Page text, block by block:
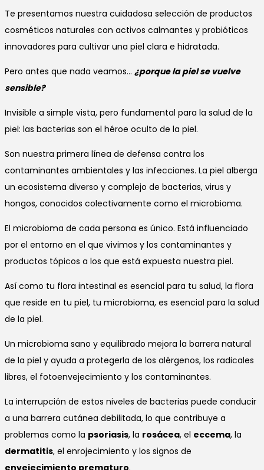
Te presentamos nuestra cuidadosa selección de productos
cosméticos naturales con activos calmantes y probióticos
innovadores para cultivar una piel clara e hidratada.
Pero antes que nada veamos… ¿porque la piel se vuelve
sensible?
Invisible a simple vista, pero fundamental para la salud de la
piel: las bacterias son el héroe oculto de la piel.
Son nuestra primera línea de defensa contra los
contaminantes ambientales y las infecciones. La piel alberga
un ecosistema diverso y complejo de bacterias, virus y
hongos, conocidos colectivamente como el microbioma.
El microbioma de cada persona es único. Está influenciado
por el entorno en el que vivimos y los contaminantes y
productos tópicos a los que está expuesta nuestra piel.
Así como tu flora intestinal es esencial para tu salud, la flora
que reside en tu piel, tu microbioma, es esencial para la salud
de la piel.
Un microbioma sano y equilibrado mejora la barrera natural
de la piel y ayuda a protegerla de los alérgenos, los radicales
libres, el fotoenvejecimiento y los contaminantes.
La interrupción de estos niveles de bacterias puede conducir
a una barrera cutánea debilitada, lo que contribuye a
problemas como la psoriasis, la rosácea, el eccema, la
dermatitis, el enrojecimiento y los signos de